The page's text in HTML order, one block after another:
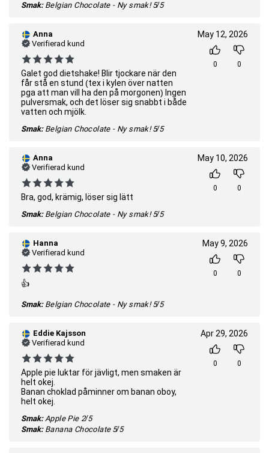
Smak: Belgian Chocolate - Ny smak! 5/5
Anna
Verifierad kund
Galet god dietshake! Blir tjockare när den
får stå en stund (tex i kylen över natten
pga att man vill ha den på morgonen) Ingen
pulversmak, och det löser sig snabbt i både
vatten och mjölk.
Smak: Belgian Chocolate - Ny smak! 5/5
May 12, 2026
0 0
Anna
Verifierad kund
Bra, god, krämig, löser sig lätt
Smak: Belgian Chocolate - Ny smak! 5/5
May 10, 2026
0 0
Hanna
Verifierad kund
👍
Smak: Belgian Chocolate - Ny smak! 5/5
May 9, 2026
0 0
Eddie Kajsson
Verifierad kund
Apple pie luktar för jävligt, men smaken är
helt okej.
Banan choklad påminner om banan oboy,
helt okej.
Smak: Apple Pie 2/5
Smak: Banana Chocolate 5/5
Apr 29, 2026
0 0